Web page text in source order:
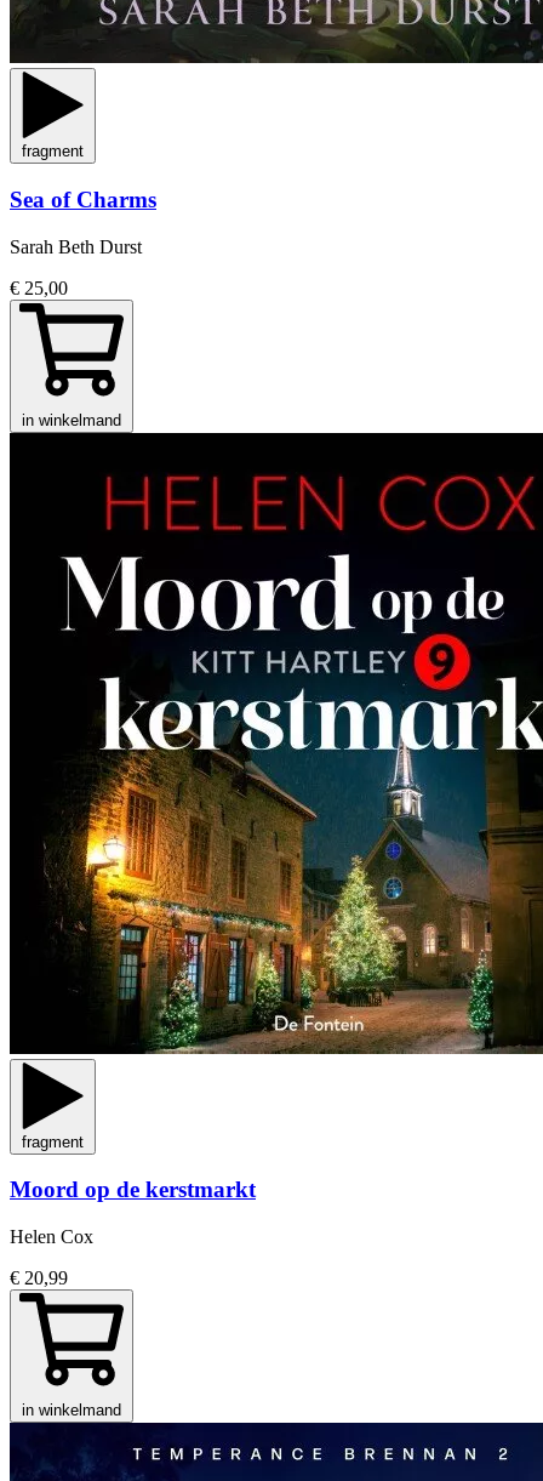
fragment
Sea of Charms
Sarah Beth Durst
€ 25,00
in winkelmand
fragment
Moord op de kerstmarkt
Helen Cox
€ 20,99
in winkelmand